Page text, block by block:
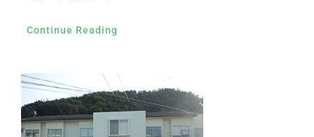
Continue Reading